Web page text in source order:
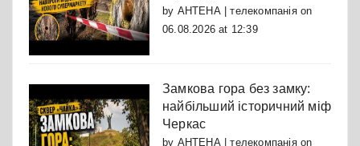
by АНТЕНА | телекомпаніяon
06.08.2026 at 12:39
Замкова гора без замку:
найбільший історичний міф
Черкас
by АНТЕНА | телекомпаніяon